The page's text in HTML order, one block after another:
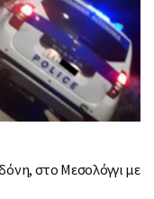
στο Μεσολόγγι με